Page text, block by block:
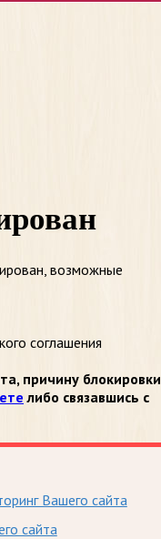
возможные
соглашения
причину блокировки
либо связавшись с
Вашего сайта
сайта